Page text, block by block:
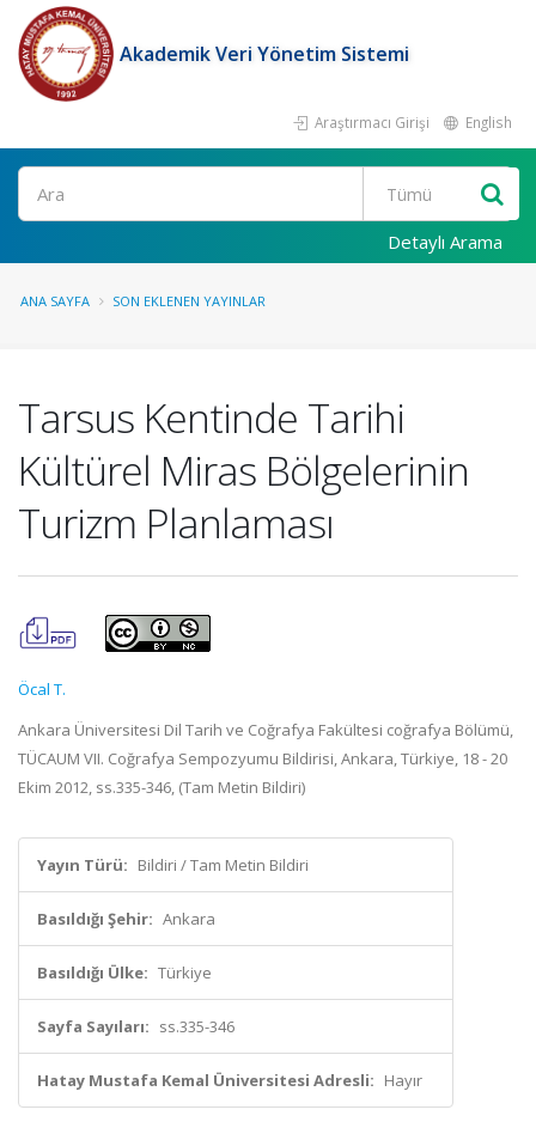
Akademik Veri Yönetim Sistemi
Araştırmacı Girişi English
Ara
Detaylı Arama
ANA SAYFA SON EKLENEN YAYINLAR
Tarsus Kentinde Tarihi
Kültürel Miras Bölgelerinin
Turizm Planlaması
Öcal T.
Ankara Üniversitesi Dil Tarih ve Coğrafya Fakültesi coğrafya Bölümü,
TÜCAUM VII. Coğrafya Sempozyumu Bildirisi, Ankara, Türkiye, 18 - 20
Ekim 2012, ss.335-346, (Tam Metin Bildiri)
Yayın Türü: Bildiri / Tam Metin Bildiri
Basıldığı Şehir: Ankara
Basıldığı Ülke: Türkiye
Sayfa Sayıları: ss.335-346
Hatay Mustafa Kemal Üniversitesi Adresli: Hayır